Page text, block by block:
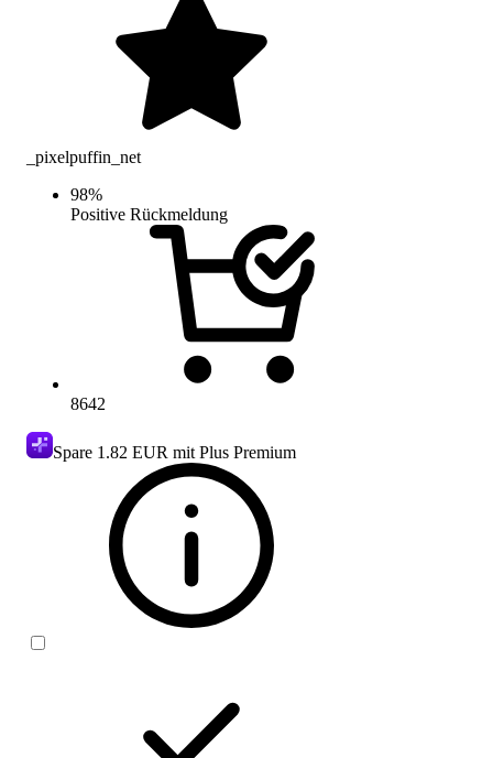
_pixelpuffin_net
98%
Positive Rückmeldung
8642
Spare 1.82 EUR mit Plus Premium